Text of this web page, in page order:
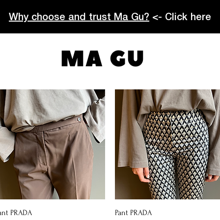
Why choose and trust Ma Gu? <- Click here
MA GU
PRADA
Pant PRADA